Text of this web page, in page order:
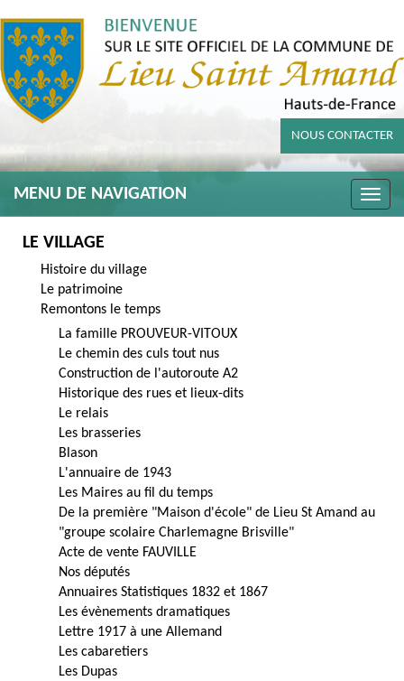
NOUS CONTACTER
Toggle
MENU DE NAVIGATION
LE VILLAGE
Histoire du village
Le patrimoine
Remontons le temps
La famille PROUVEUR-VITOUX
Le chemin des culs tout nus
Construction de l'autoroute A2
Historique des rues et lieux-dits
Le relais
Les brasseries
Blason
L'annuaire de 1943
Les Maires au fil du temps
De la première "Maison d'école" de Lieu St Amand au
"groupe scolaire Charlemagne Brisville"
Acte de vente FAUVILLE
Nos députés
Annuaires Statistiques 1832 et 1867
Les évènements dramatiques
Lettre 1917 à une Allemand
Les cabaretiers
Les Dupas